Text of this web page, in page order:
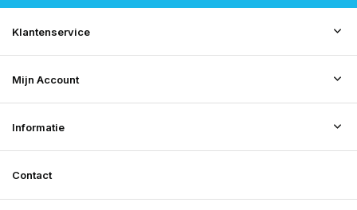
Klantenservice
Mijn Account
Informatie
Contact